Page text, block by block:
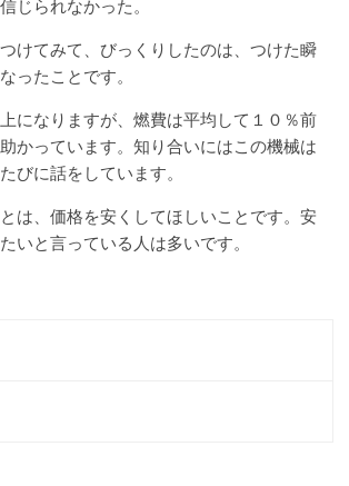
じられなかった。
けてみて、びっくりしたのは、つけた瞬
ったことです。
になりますが、燃費は平均して１０％前
かっています。知り合いにはこの機械は
びに話をしています。
は、価格を安くしてほしいことです。安
いと言っている人は多いです。